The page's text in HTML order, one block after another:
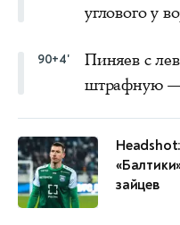
углового у
90+4'
Пиняев с
штрафную —
зайцев